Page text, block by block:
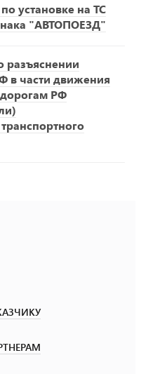
установке на ТС
"АВТОПОЕЗД"
в части движения
РФ